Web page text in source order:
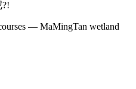
— MaMingTan wetland